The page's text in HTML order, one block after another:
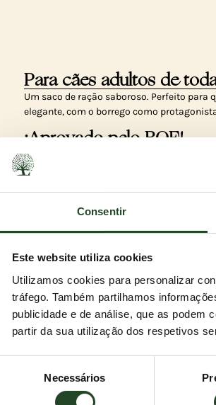
Consentir
Este website utiliza cookies
Utilizamos cookies para personalizar
tráfego. Também partilhamos
publicidade e de análise, que as podem
partir da sua utilização dos respetivos
consentimento
Necessários
Para cães adultos de
Um saco de ração saboroso. Perfeito
elegante, com o borrego como
¡Aprovado pelo BOF!
O nosso melhor ESTATE LIVING não
sangue estáveis, para que o seu cão esteja
Apaixonado por borrego
manjar para o seu cão.